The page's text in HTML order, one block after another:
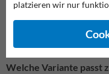
eignet sich zum Beispiel
Bereiche, in denen eine
Wähle die Schließung
vor Ort.
Welche Variante passt
platzieren wir nur